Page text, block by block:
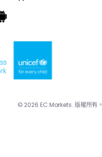
© 2026 EC Markets. 版權所有。